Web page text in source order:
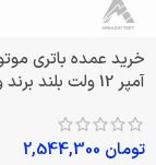
آمپر 12 ولت بلند برند ولتا
تومان